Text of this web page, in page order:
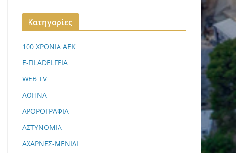
Kατηγορίες
100 ΧΡΟΝΙΑ ΑΕΚ
E-FILADELFEIA
WEB TV
ΑΘΗΝΑ
ΑΡΘΡΟΓΡΑΦΙΑ
ΑΣΤΥΝΟΜΙΑ
ΑΧΑΡΝΕΣ-ΜΕΝΙΔΙ